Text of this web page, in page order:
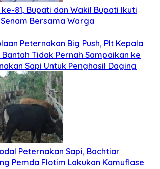
81, Bupati dan Wakil Bupati Ikuti
Bersama Warga
Peternakan Big Push, Plt Kepala
Tidak Pernah Sampaikan ke
Sapi Untuk Penghasil Daging
Peternakan Sapi, Bachtiar
Pemda Flotim Lakukan Kamuflase